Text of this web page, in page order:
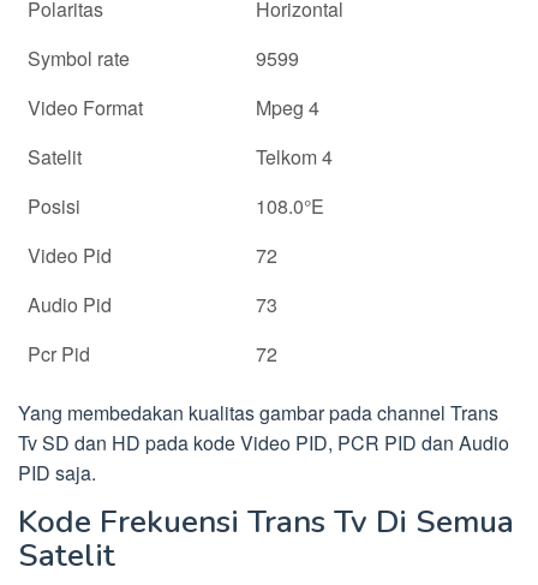
Polaritas
Horizontal
Symbol rate
9599
Video Format
Mpeg 4
Satelit
Telkom 4
Posisi
108.0°E
Video Pid
72
Audio Pid
73
Pcr Pid
72
Yang membedakan kualitas gambar pada channel Trans
Tv SD dan HD pada kode Video PID, PCR PID dan Audio
PID saja.
Kode Frekuensi Trans Tv Di Semua
Satelit